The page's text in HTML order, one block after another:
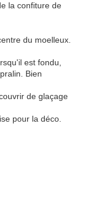
la confiture de
du moelleux.
est fondu,
Bien
de glaçage
pour la déco.